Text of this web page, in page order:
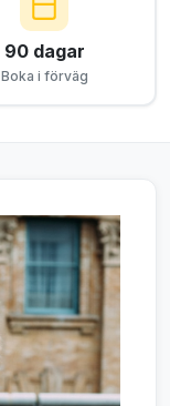
90 dagar
Boka i förväg